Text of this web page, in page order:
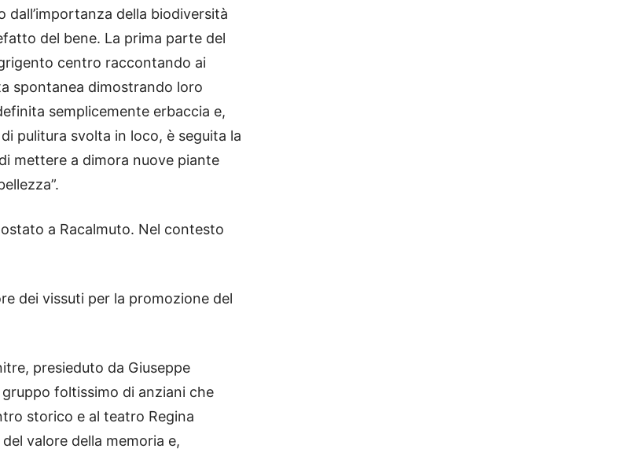
della biodiversità
del bene. La prima parte del
centro raccontando ai
spontanea dimostrando loro
semplicemente erbaccia e,
pulitura svolta in loco, è seguita la
mettere a dimora nuove piante
a Racalmuto. Nel contesto
dei vissuti per la promozione del
presieduto da Giuseppe
gruppo foltissimo di anziani che
storico e al teatro Regina
valore della memoria e,